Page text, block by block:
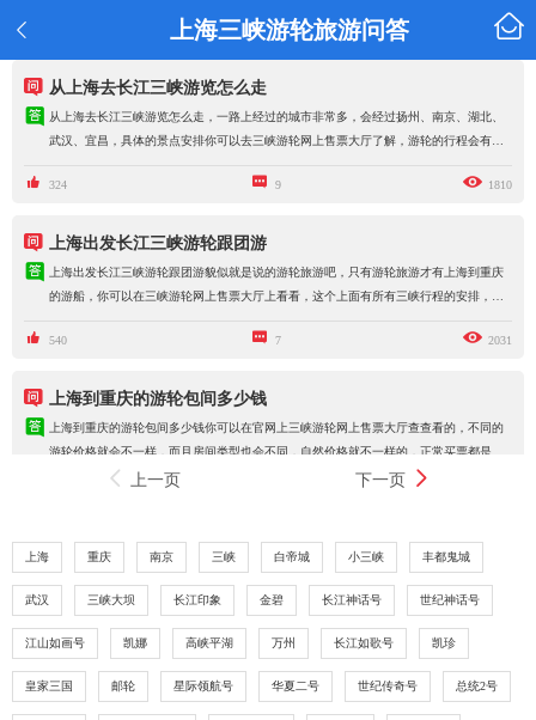
 上海三峡游轮旅游问答 
 从上海去长江三峡游览怎么走
 从上海去长江三峡游览怎么走，一路上经过的城市非常多，会经过扬州、南京、湖北、
武汉、宜昌，具体的景点安排你可以去三峡游轮网上售票大厅了解，游轮的行程会有一
 324  9  1810
 上海出发长江三峡游轮跟团游

上海出发长江三峡游轮跟团游貌似就是说的游轮旅游吧，只有游轮旅游才有上海到重庆
的游船，你可以在三峡游轮网上售票大厅上看看，这个上面有所有三峡行程的安排，无
 540  7  2031
 上海到重庆的游轮包间多少钱

上海到重庆的游轮包间多少钱你可以在官网上三峡游轮网上售票大厅查查看的，不同的
游轮价格就会不一样，而且房间类型也会不同，自然价格就不一样的，正常买票都是买
的基础标间房，除非再花费升级，才是更好一点的套间之类的房间，可以根据自己的需
 上海到重庆的游轮多少钱现在
 想看上海到重庆的游轮多少钱现在你可以在官网上面查查的，就是三峡游轮网上售票大
厅，你登录上去首页有个船期表，进去选择你想要走的航线就可以了，对应会出来所有
符合你要求的行程，自己慢慢选就可以啦
 228 9
上海到重庆旅游两个人多少钱
 上一页 下一页 
上海 重庆 南京 三峡 白帝城 小三峡 丰都鬼城
武汉 三峡大坝 长江印象 金碧 长江神话号 世纪神话号
江山如画号 凯娜 高峡平湖 万州 长江如歌号 凯珍
皇家三国 邮轮 星际领航号 华夏二号 世纪传奇号 总统2号